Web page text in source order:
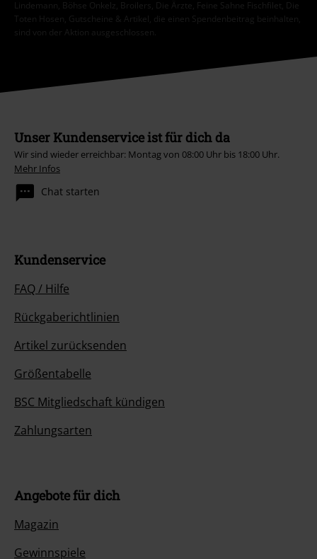
Lindemann, Böhse Onkelz, Broilers, Die Ärzte, Feine Sahne Fischfilet, Die
Toten Hosen, Gutscheine & Artikel, die einen Spendenbeitrag beinhalten,
sind von der Aktion ausgeschlossen.
Unser Kundenservice ist für dich da
Wir sind wieder erreichbar: Montag von 08:00 Uhr bis 18:00 Uhr.
Mehr Infos
Chat starten
Kundenservice
FAQ / Hilfe
Rückgaberichtlinien
Artikel zurücksenden
Größentabelle
BSC Mitgliedschaft kündigen
Zahlungsarten
Angebote für dich
Magazin
Gewinnspiele